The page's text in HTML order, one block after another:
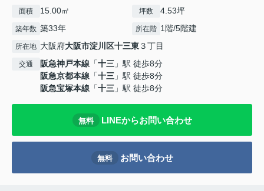
面積 15.00㎡ 坪数 4.53坪
築年数 築33年 所在階 1階/5階建
所在地 大阪府大阪市淀川区十三東３丁目
交通 阪急神戸本線 「十三 」駅 徒歩8分
阪急京都本線 「十三 」駅 徒歩8分
阪急宝塚本線 「十三 」駅 徒歩8分
無料 LINEからお問い合わせ
無料 お問い合わせ